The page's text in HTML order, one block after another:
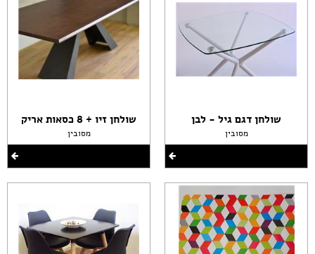
שולחן דגם גיל - לבן
מסובין
שולחן זיו + 8 כסאות אריק
מסובין